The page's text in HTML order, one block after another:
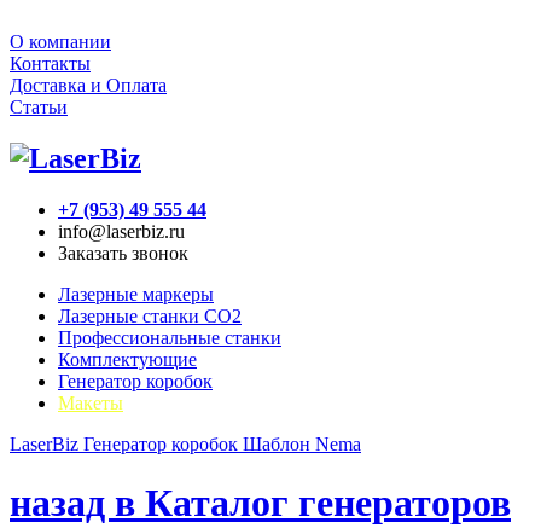
О компании
Контакты
Доставка и Оплата
Статьи
+7 (953) 49 555 44
info@laserbiz.ru
Заказать звонок
Лазерные маркеры
Лазерные станки CO2
Профессиональные станки
Комплектующие
Генератор коробок
Макеты
LaserBiz Генератор коробок Шаблон Nema
назад в Каталог генераторов